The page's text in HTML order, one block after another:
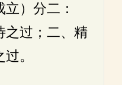
）分二：
之过；二、精
。